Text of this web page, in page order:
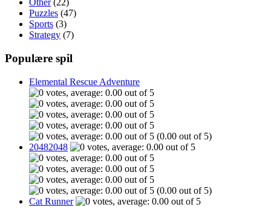
Other(22)
Puzzles (47)
Sports (3)
Strategy (7)
Populære spil
Elemental Rescue Adventure
(0.00 out of 5)
20482048
(0.00 out of 5)
Cat Runner